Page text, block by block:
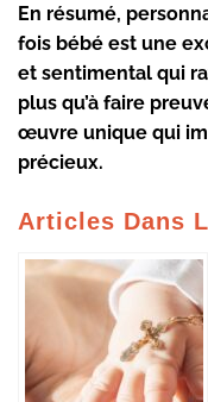
En résumé,
fois bébé est une
et sentimental qui
plus qu’à faire
œuvre unique qui
précieux.
Articles Dans